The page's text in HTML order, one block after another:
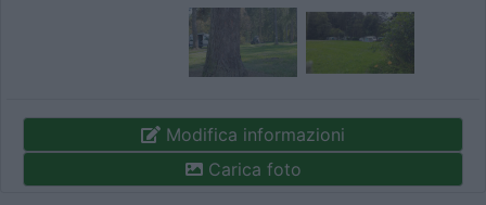
Modifica informazioni
Carica foto